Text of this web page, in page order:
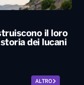
il loro
dei lucani
ALTRO